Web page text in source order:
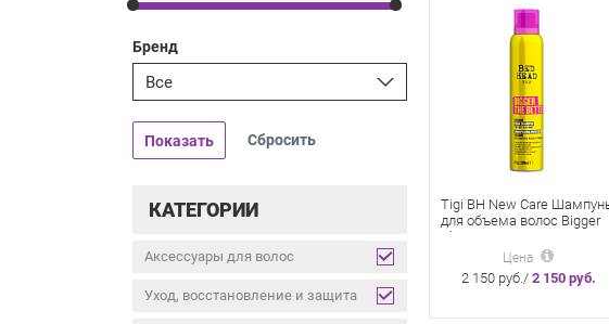
Бренд
Все
Показать
КАТЕГОРИИ
Аксессуары для волос
Уход, восстановление и защита
Tigi BH New Care
для объема волос Bigger
The Better 193 мл
Цена
2 150 руб./ 2 150 руб.